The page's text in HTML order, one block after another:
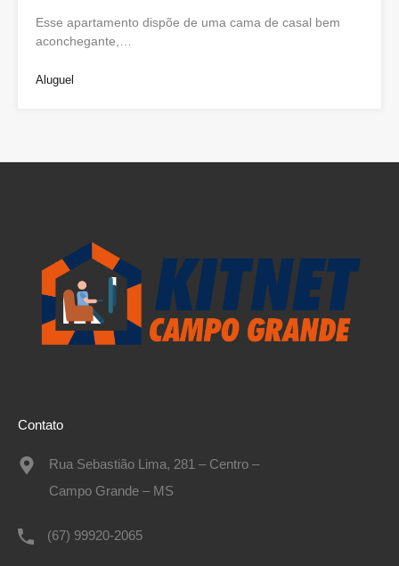
Esse apartamento dispõe de uma cama de casal bem
aconchegante,…
Aluguel
Contato
Rua Sebastião Lima, 281 – Centro –
Campo Grande – MS
(67) 99920-2065